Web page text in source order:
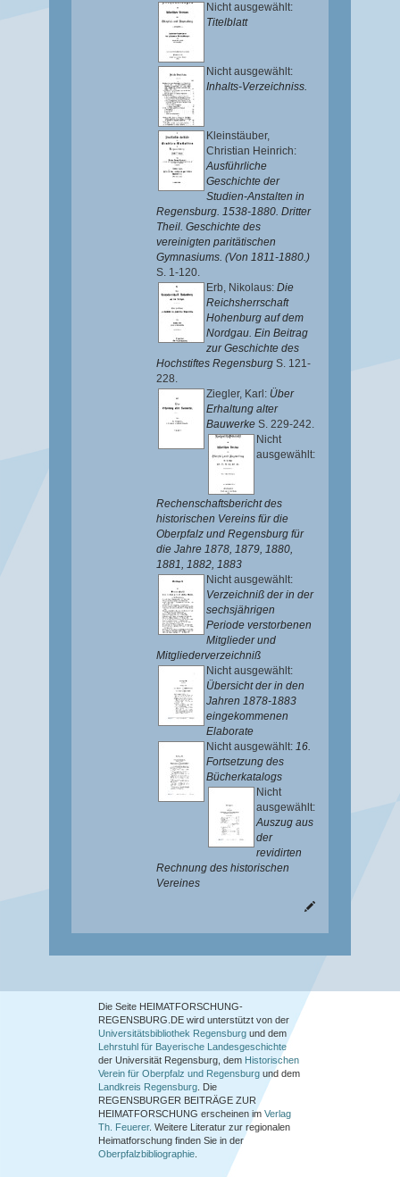
Nicht ausgewählt:
Titelblatt
Nicht ausgewählt:
Inhalts-Verzeichniss.
Kleinstäuber,
Christian Heinrich:
Ausführliche
Geschichte der
Studien-Anstalten in
Regensburg. 1538-1880. Dritter
Theil. Geschichte des
vereinigten paritätischen
Gymnasiums. (Von 1811-1880.)
S. 1-120.
Erb, Nikolaus: Die
Reichsherrschaft
Hohenburg auf dem
Nordgau. Ein Beitrag
zur Geschichte des
Hochstiftes Regensburg S. 121-
228.
Ziegler, Karl : Über
Erhaltung alter
Bauwerke S. 229-242.
Nicht
ausgewählt:
Rechenschaftsbericht des
historischen Vereins für die
Oberpfalz und Regensburg für
die Jahre 1878, 1879, 1880,
1881, 1882, 1883
Nicht ausgewählt:
Verzeichniß der in der
sechsjährigen
Periode verstorbenen
Mitglieder und
Mitgliederverzeichniß
Nicht ausgewählt:
Übersicht der in den
Jahren 1878-1883
eingekommenen
Elaborate
Nicht ausgewählt: 16.
Fortsetzung des
Bücherkatalogs
Nicht
ausgewählt:
Auszug aus
der
revidirten
Rechnung des historischen
Vereines
Die Seite HEIMATFORSCHUNG-
REGENSBURG.DE wird unterstützt von der
Universitätsbibliothek Regensburg und dem
Lehrstuhl für Bayerische Landesgeschichte
der Universität Regensburg, dem Historischen
Verein für Oberpfalz und Regensburg und dem
Landkreis Regensburg . Die
REGENSBURGER BEITRÄGE ZUR
HEIMATFORSCHUNG erscheinen im Verlag
Th. Feuerer. Weitere Literatur zur regionalen
Heimatforschung finden Sie in der
Oberpfalzbibliographie